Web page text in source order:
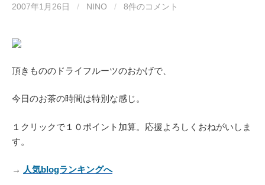
2007年1月26日 / NINO / 8件のコメント
頂きもののドライフルーツのおかげで、
今日のお茶の時間は特別な感じ。
１クリックで１０ポイント加算。応援よろしくおねがいしま
す。
→ 人気blogランキングへ